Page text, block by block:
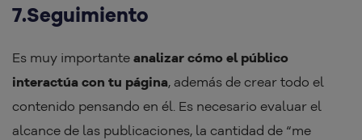
7.Seguimiento
Es muy importante analizar cómo el público
interactúa con tu página, además de crear todo el
contenido pensando en él. Es necesario evaluar el
alcance de las publicaciones, la cantidad de “me